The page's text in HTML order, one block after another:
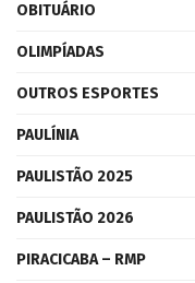
OBITUÁRIO
OLIMPÍADAS
OUTROS ESPORTES
PAULÍNIA
PAULISTÃO 2025
PAULISTÃO 2026
PIRACICABA – RMP